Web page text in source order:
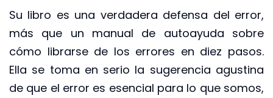
Su libro es una verdadera defensa del error,
más que un manual de autoayuda sobre
cómo librarse de los errores en diez pasos.
Ella se toma en serio la sugerencia agustina
de que el error es esencial para lo que somos,